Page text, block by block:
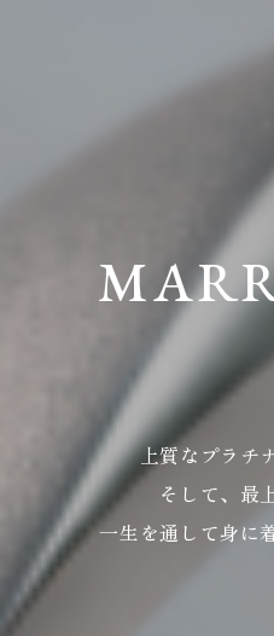
上質なプラチ
そして、最
一生を通して身に